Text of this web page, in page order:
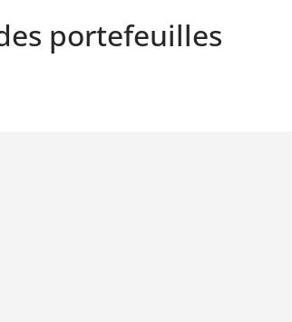
portefeuilles